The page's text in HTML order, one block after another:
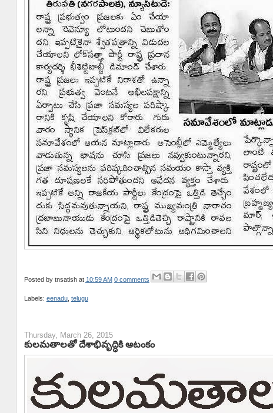
Posted by tnsatish at 10:59 AM 0 comments
Labels: eenadu, telugu
Thursday, March 26, 2015
కులమతాలతో దేశాభివృద్ధికి ఆటంకం